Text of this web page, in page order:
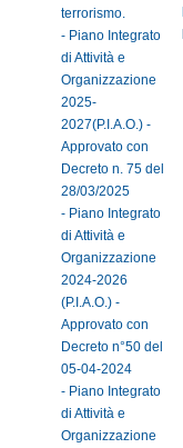
terrorismo.
- Piano Integrato
di Attività e
Organizzazione
2025-
2027(P.I.A.O.) -
Approvato con
Decreto n. 75 del
28/03/2025
- Piano Integrato
di Attività e
Organizzazione
2024-2026
(P.I.A.O.) -
Approvato con
Decreto n°50 del
05-04-2024
- Piano Integrato
di Attività e
Organizzazione